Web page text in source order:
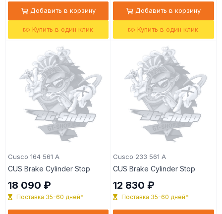
Добавить в корзину
Купить в один клик
Добавить в корзину
Купить в один клик
Cusco 164 561 A
CUS Brake Cylinder Stop
18 090 ₽
Поставка 35-60 дней*
Cusco 233 561 A
CUS Brake Cylinder Stop
12 830 ₽
Поставка 35-60 дней*